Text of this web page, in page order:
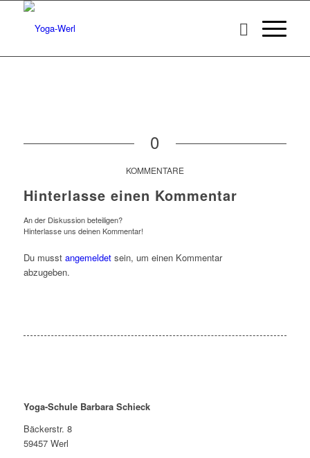
0
KOMMENTARE
Hinterlasse einen Kommentar
An der Diskussion beteiligen?
Hinterlasse uns deinen Kommentar!
Du musst angemeldetsein, um einen Kommentar
abzugeben.
Yoga-Schule Barbara Schieck
Bäckerstr. 8
59457 Werl